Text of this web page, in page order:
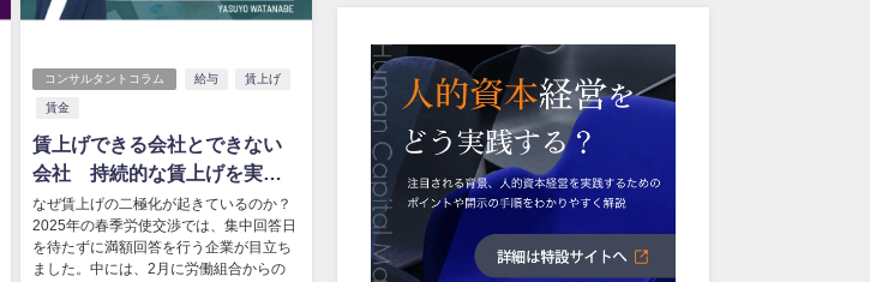
コンサルタントコラム 給与 賃上げ
賃金
賃上げできる会社とできない
会社 持続的な賃上げを実現
するために必要な視点
なぜ賃上げの二極化が起きているのか？
2025年の春季労使交渉では、集中回答日
を待たずに満額回答を行う企業が目立ち
ました。中には、2月に労働組合からの